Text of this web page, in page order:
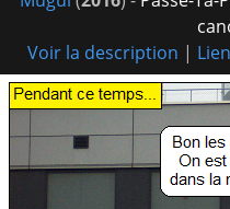
Voir la description |